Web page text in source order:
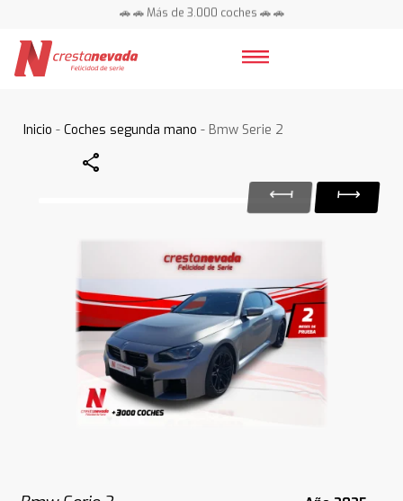
🚗 🚗 Más de 3.000 coches 🚗 🚗
Inicio -Coches segunda mano - Bmw Serie 2
Share